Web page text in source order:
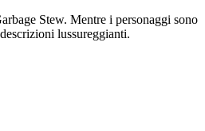
Stew. Mentre i personaggi sono
lussureggianti.